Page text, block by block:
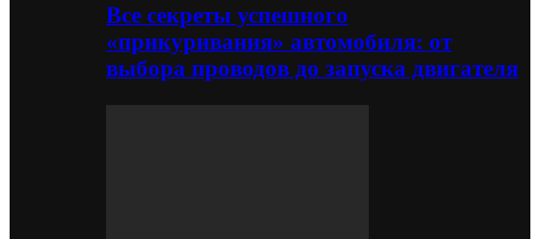
Все секреты успешного
«прикуривания» автомобиля: от
выбора проводов до запуска двигателя